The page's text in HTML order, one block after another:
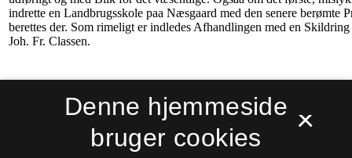
×
Denne hjemmeside
bruger cookies